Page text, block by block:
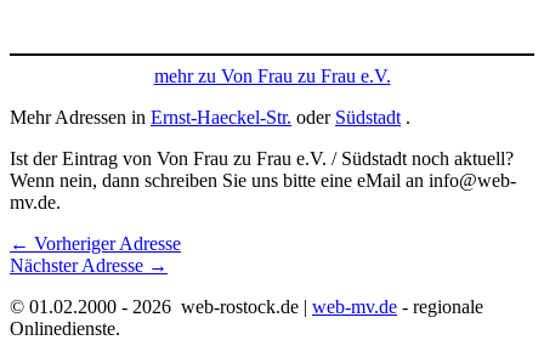
mehr zu Von Frau zu Frau e.V.
Mehr Adressen in Ernst-Haeckel-Str. oder Südstadt .
Ist der Eintrag von Von Frau zu Frau e.V. / Südstadt noch aktuell?
Wenn nein, dann schreiben Sie uns bitte eine eMail an info@web-
mv.de.
← Vorheriger Adresse
Nächster Adresse →
© 01.02.2000 - 2026 web-rostock.de | web-mv.de - regionale
Onlinedienste.